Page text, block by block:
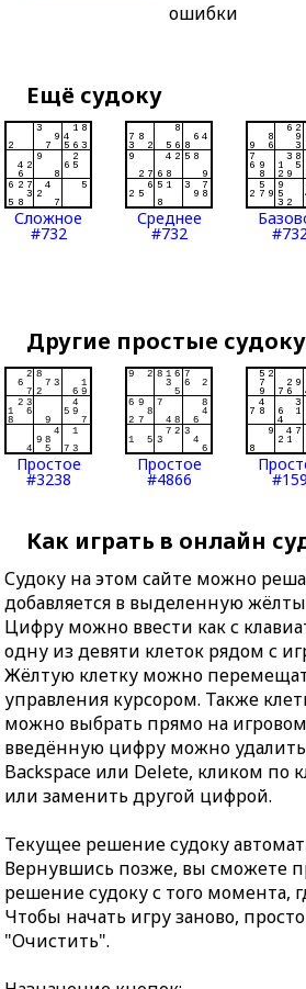
ошибки
Ещё судоку
Сложное
#732
Среднее
#732
Другие простые судоку
Простое
#3238
Простое
#4866 #159
Как играть в онлайн
Судоку на этом сайте можно
добавляется в выделенную
Цифру можно ввести как с
одну из девяти клеток рядом с
Жёлтую клетку можно
управления курсором. Также
можно выбрать прямо на
введённую цифру можно
Backspace или Delete, кликом по
или заменить другой цифрой.
Текущее решение судоку
Вернувшись позже, вы сможете
решение судоку с того момента,
Чтобы начать игру заново,
"Очистить".